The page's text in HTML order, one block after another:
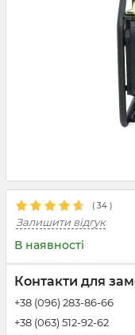
( 34 )
Залишити відгук
В наявності
Контакти для
+38 (096) 283-86-66
+38 (063) 512-92-62